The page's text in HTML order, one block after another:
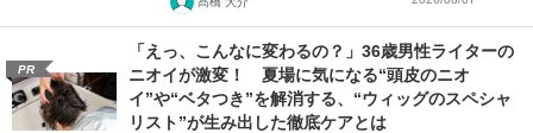
PR
「えっ、こんなに変わるの？」36歳男性ライターの
ニオイが激変！ 夏場に気になる“頭皮のニオ
イ”や“ベタつき”を解消する、“ウィッグのスペシャ
リスト”が生み出した徹底ケアとは